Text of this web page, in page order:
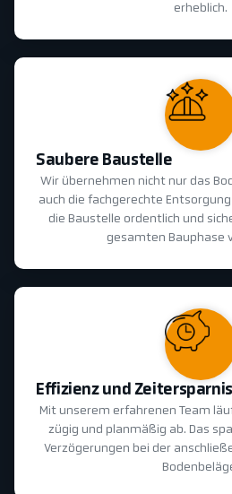
erheblich.
Saubere Baustelle
Wir übernehmen nicht nur das
auch die fachgerechte
die Baustelle ordentlich und
gesamten Bauphase
Effizienz und Zeitersparnis
Mit unserem erfahrenen Team
zügig und planmäßig ab. Das
Verzögerungen bei der